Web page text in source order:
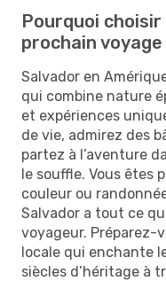
Pourquoi
prochain voyage
Salvador en
qui combine nature
et expériences
de vie, admirez des
partez à l’aventure
le souffle. Vous êtes
couleur ou
Salvador a tout ce
voyageur. Préparez-
locale qui enchante
siècles d’héritage à